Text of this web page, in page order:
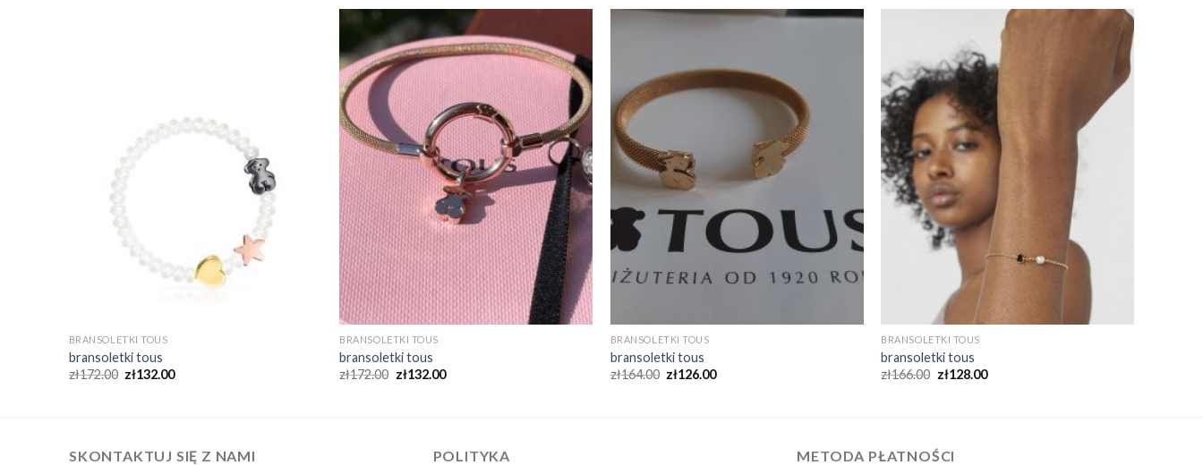
BRANSOLETKI TOUS
bransoletki tous
zł172.00 zł132.00
BRANSOLETKI TOUS
bransoletki tous
zł172.00 zł132.00
BRANSOLETKI TOUS
bransoletki tous
zł164.00 zł126.00
BRANSOLETKI TOUS
bransoletki tous
zł166.00 zł128.00
SKONTAKTUJ SIĘ Z NAMI POLITYKA METODA PŁATNOŚCI